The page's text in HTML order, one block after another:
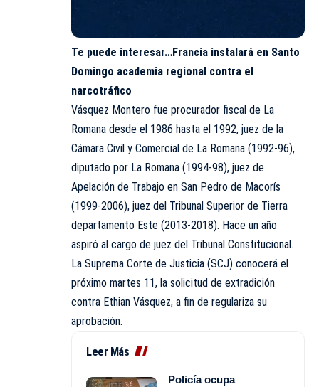
Te puede interesar…Francia instalará en Santo
Domingo academia regional contra el
narcotráfico
Vásquez Montero fue procurador fiscal de La
Romana desde el 1986 hasta el 1992, juez de la
Cámara Civil y Comercial de La Romana (1992-96),
diputado por La Romana (1994-98), juez de
Apelación de Trabajo en San Pedro de Macorís
(1999-2006), juez del Tribunal Superior de Tierra
departamento Este (2013-2018). Hace un año
aspiró al cargo de juez del Tribunal Constitucional.
La Suprema Corte de Justicia (SCJ) conocerá el
próximo martes 11, la solicitud de extradición
contra Ethian Vásquez, a fin de regulariza su
aprobación.
Leer Más
Policía ocupa